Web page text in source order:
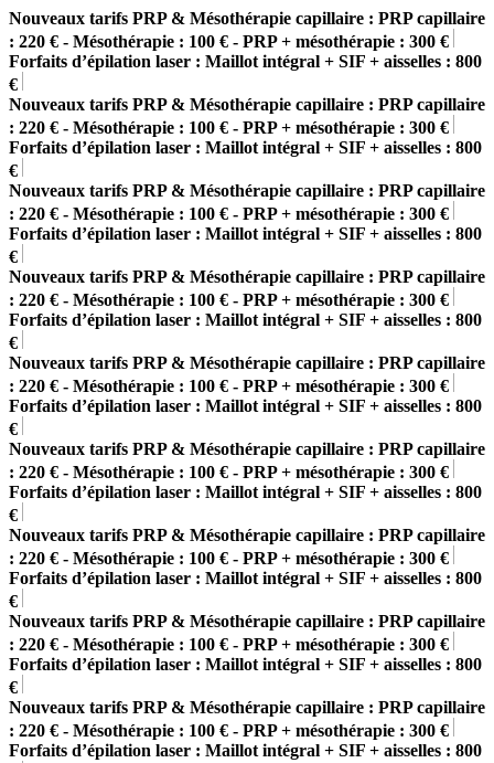
Nouveaux tarifs PRP & Mésothérapie capillaire : PRP capillaire
: 220 € - Mésothérapie : 100 € - PRP + mésothérapie : 300 €
Forfaits d’épilation laser : Maillot intégral + SIF + aisselles : 800
€
Nouveaux tarifs PRP & Mésothérapie capillaire : PRP capillaire
: 220 € - Mésothérapie : 100 € - PRP + mésothérapie : 300 €
Forfaits d’épilation laser : Maillot intégral + SIF + aisselles : 800
€
Nouveaux tarifs PRP & Mésothérapie capillaire : PRP capillaire
: 220 € - Mésothérapie : 100 € - PRP + mésothérapie : 300 €
Forfaits d’épilation laser : Maillot intégral + SIF + aisselles : 800
€
Nouveaux tarifs PRP & Mésothérapie capillaire : PRP capillaire
: 220 € - Mésothérapie : 100 € - PRP + mésothérapie : 300 €
Forfaits d’épilation laser : Maillot intégral + SIF + aisselles : 800
€
Nouveaux tarifs PRP & Mésothérapie capillaire : PRP capillaire
: 220 € - Mésothérapie : 100 € - PRP + mésothérapie : 300 €
Forfaits d’épilation laser : Maillot intégral + SIF + aisselles : 800
€
Nouveaux tarifs PRP & Mésothérapie capillaire : PRP capillaire
: 220 € - Mésothérapie : 100 € - PRP + mésothérapie : 300 €
Forfaits d’épilation laser : Maillot intégral + SIF + aisselles : 800
€
Nouveaux tarifs PRP & Mésothérapie capillaire : PRP capillaire
: 220 € - Mésothérapie : 100 € - PRP + mésothérapie : 300 €
Forfaits d’épilation laser : Maillot intégral + SIF + aisselles : 800
€
Nouveaux tarifs PRP & Mésothérapie capillaire : PRP capillaire
: 220 € - Mésothérapie : 100 € - PRP + mésothérapie : 300 €
Forfaits d’épilation laser : Maillot intégral + SIF + aisselles : 800
€
Nouveaux tarifs PRP & Mésothérapie capillaire : PRP capillaire
: 220 € - Mésothérapie : 100 € - PRP + mésothérapie : 300 €
Forfaits d’épilation laser : Maillot intégral + SIF + aisselles : 800